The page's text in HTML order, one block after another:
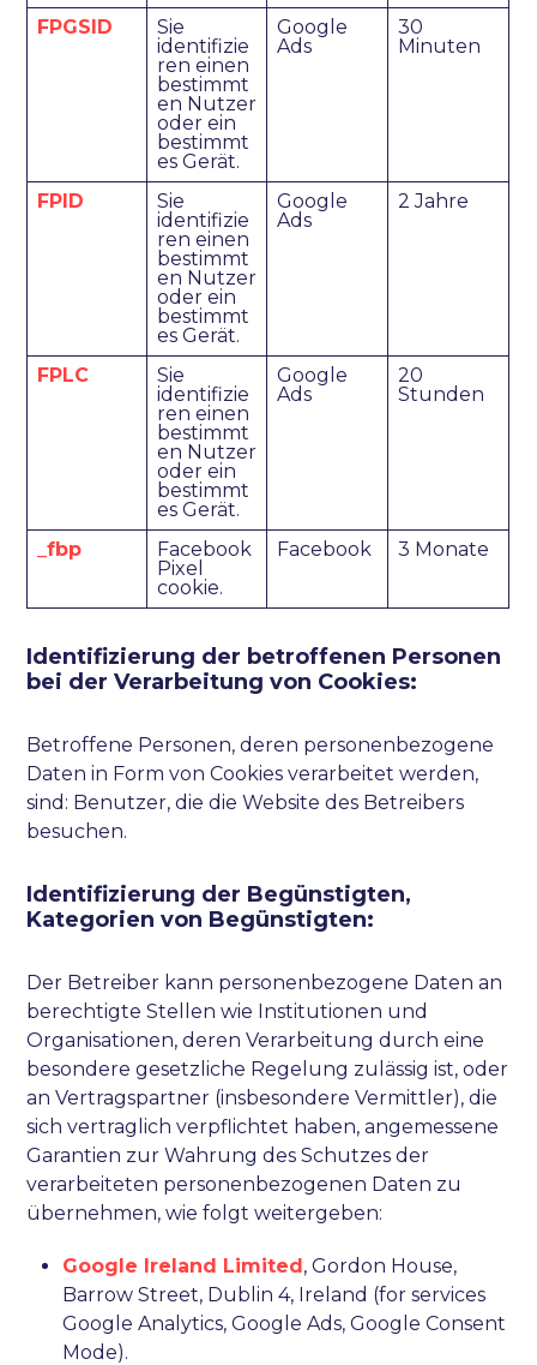
FPGSID
Sie
identifizie
ren einen
bestimmt
en Nutzer
oder ein
bestimmt
es Gerät.
Google
Ads
30
Minuten
FPID
Sie
identifizie
ren einen
bestimmt
en Nutzer
oder ein
bestimmt
es Gerät.
Google
Ads
2 Jahre
FPLC
Sie
identifizie
ren einen
bestimmt
en Nutzer
oder ein
bestimmt
es Gerät.
Google
Ads
20
Stunden
_fbp
Facebook
Pixel
cookie.
Facebook 3 Monate
Identifizierung der betroffenen Personen
bei der Verarbeitung von Cookies:
Betroffene Personen, deren personenbezogene
Daten in Form von Cookies verarbeitet werden,
sind: Benutzer, die die Website des Betreibers
besuchen.
Identifizierung der Begünstigten,
Kategorien von Begünstigten:
Der Betreiber kann personenbezogene Daten an
berechtigte Stellen wie Institutionen und
Organisationen, deren Verarbeitung durch eine
besondere gesetzliche Regelung zulässig ist, oder
an Vertragspartner (insbesondere Vermittler), die
sich vertraglich verpflichtet haben, angemessene
Garantien zur Wahrung des Schutzes der
verarbeiteten personenbezogenen Daten zu
übernehmen, wie folgt weitergeben:
Google Ireland Limited, Gordon House,
Barrow Street, Dublin 4, Ireland (for services
Google Analytics, Google Ads, Google Consent
Mode).